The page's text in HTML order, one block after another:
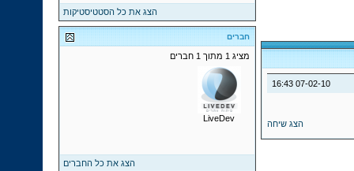
07-02-10
16:43
הצג שיחה
הצג את כל הסטטיסטיקות
חברים
מציג 1 מתוך 1 חברים
LiveDev
הצג את כל החברים